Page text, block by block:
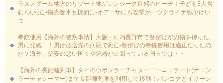
ラスノダール地方のリゾート地ゲレンジーク近郊のビーチ！子ども3人含
む7人死亡-物流倉庫も標的に‐オデーサにも攻撃が・ウクライナ戦争はい
つ
拳銃使用【海外の警察事情】大阪・河内長野市で警察官が刃物を持った
男に発砲 ！男は搬送先の病院で死亡-警察官の拳銃使用は適正だったの
か？海外、治安の悪い国々や銃器が出回っている国々では・・
【海外の長距離列車】タイのウボンラーチャターニー→コラート(ナコン
ラーチャシーマー)まで長距離列車を利用して移動！バンコクとイサーン